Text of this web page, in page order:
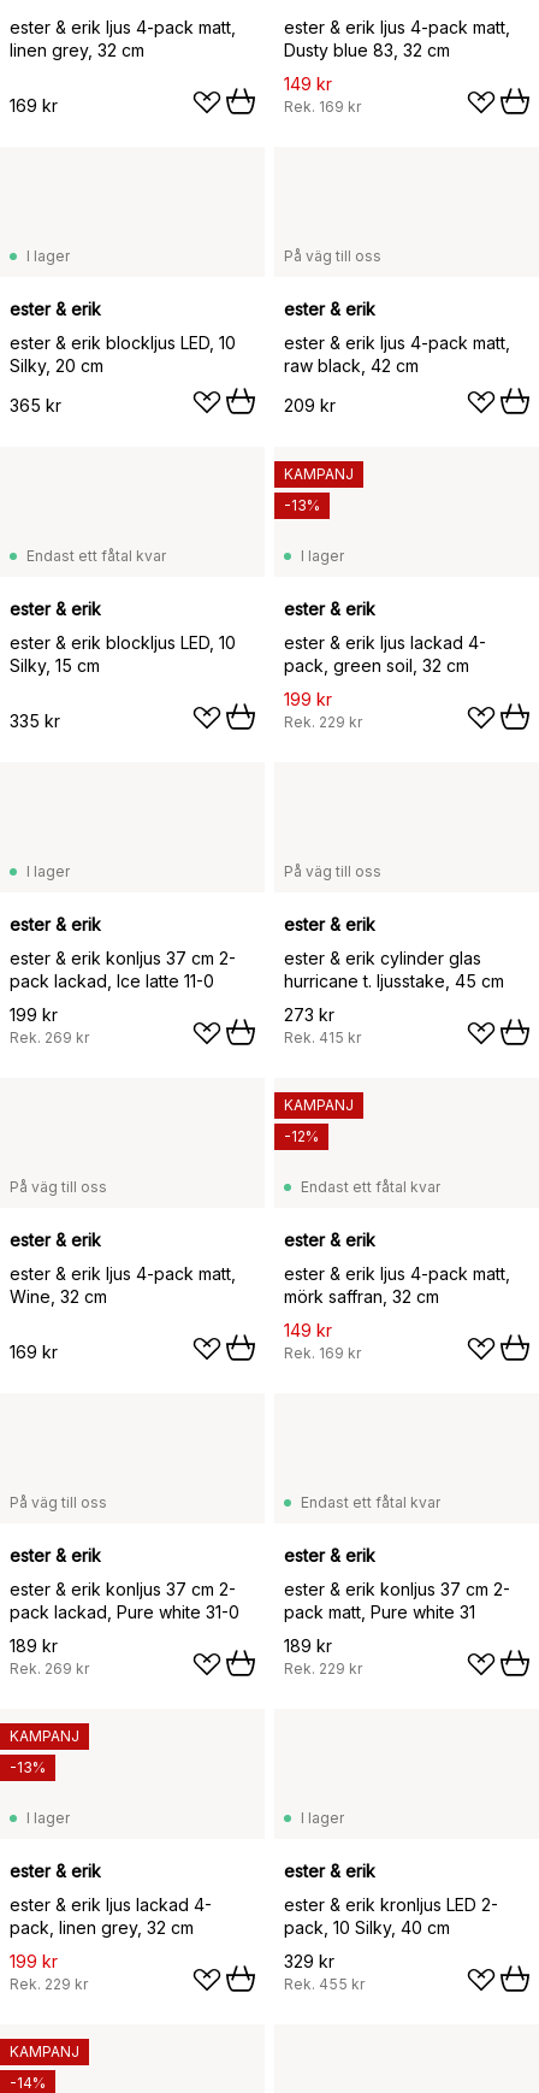
ester & erik ljus 4-pack matt,
linen grey, 32 cm
169 kr
ester & erik ljus 4-pack matt,
Dusty blue 83, 32 cm
149 kr
Rek. 169 kr
I lager
ester & erik
ester & erik blockljus LED, 10
Silky, 20 cm
365 kr
På väg till oss
ester & erik
ester & erik ljus 4-pack matt,
raw black, 42 cm
209 kr
Endast ett fåtal kvar
ester & erik
ester & erik blockljus LED, 10
Silky, 15 cm
335 kr
I lager
ester & erik
ester & erik ljus lackad 4-
pack, green soil, 32 cm
199 kr
Rek. 229 kr
KAMPANJ
-13%
I lager
ester & erik
ester & erik konljus 37 cm 2-
pack lackad, Ice latte 11-0
199 kr
Rek. 269 kr
På väg till oss
ester & erik
ester & erik cylinder glas
hurricane t. ljusstake, 45 cm
273 kr
Rek. 415 kr
På väg till oss
ester & erik
ester & erik ljus 4-pack matt,
Wine, 32 cm
169 kr
Endast ett fåtal kvar
ester & erik
ester & erik ljus 4-pack matt,
mörk saffran, 32 cm
149 kr
Rek. 169 kr
KAMPANJ
-12%
På väg till oss
ester & erik
ester & erik konljus 37 cm 2-
pack lackad, Pure white 31-0
189 kr
Rek. 269 kr
Endast ett fåtal kvar
ester & erik
ester & erik konljus 37 cm 2-
pack matt, Pure white 31
189 kr
Rek. 229 kr
I lager
ester & erik
ester & erik ljus lackad 4-
pack, linen grey, 32 cm
199 kr
Rek. 229 kr
KAMPANJ
-13%
I lager
ester & erik
ester & erik kronljus LED 2-
pack, 10 Silky, 40 cm
329 kr
Rek. 455 kr
KAMPANJ
-14%